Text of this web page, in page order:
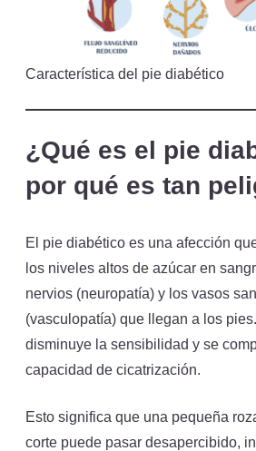
Característica del pie diabético
¿Qué es el pie
por qué es tan
El pie diabético es una afección
los niveles altos de azúcar en
nervios (neuropatía) y los vasos
(vasculopatía) que llegan a los
disminuye la sensibilidad y se
capacidad de cicatrización.
Esto significa que una pequeña
corte puede pasar desapercibido,